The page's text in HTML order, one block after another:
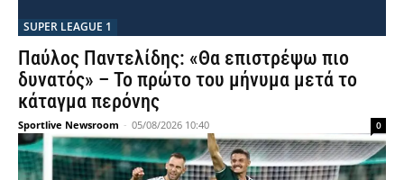
SUPER LEAGUE 1
Παύλος Παντελίδης: «Θα επιστρέψω πιο
δυνατός» – Το πρώτο του μήνυμα μετά το
κάταγμα περόνης
Sportlive Newsroom - 05/08/2026 10:40 0